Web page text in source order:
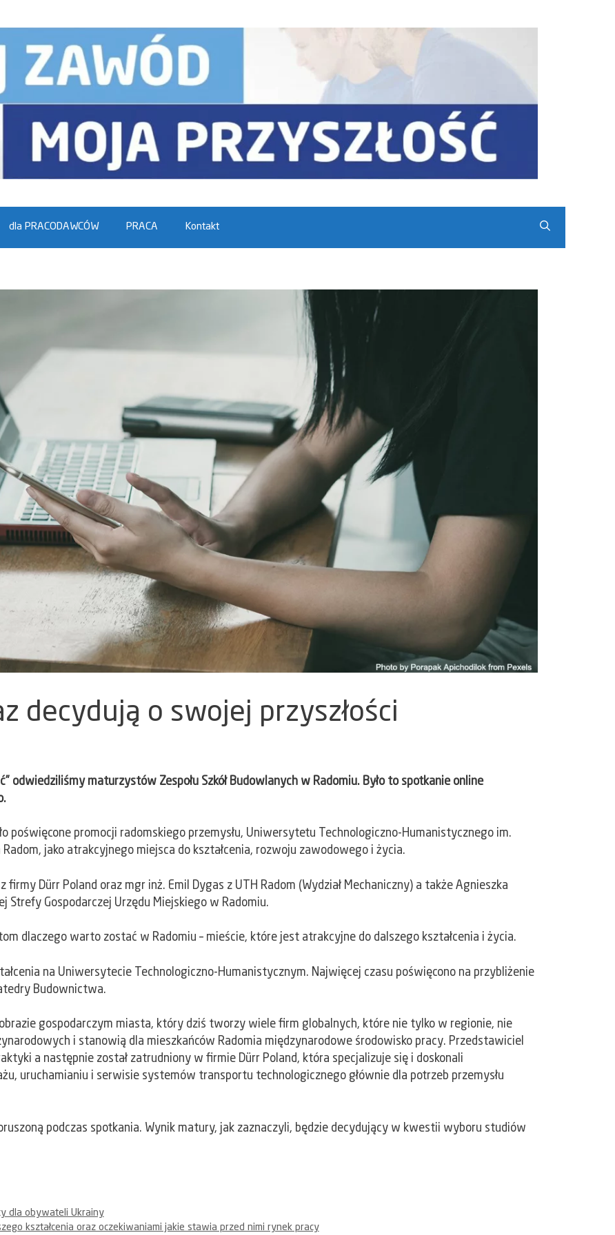
dla PRACODAWCÓW PRACA Kontakt
decydują o swojej przyszłości
odwiedziliśmy maturzystów Zespołu Szkół Budowlanych w Radomiu. Było to spotkanie online
poświęcone promocji radomskiego przemysłu, Uniwersytetu Technologiczno-Humanistycznego im.
jako atrakcyjnego miejsca do kształcenia, rozwoju zawodowego i życia.
firmy Dürr Poland oraz mgr inż. Emil Dygas z UTH Radom (Wydział Mechaniczny) a także Agnieszka
Strefy Gospodarczej Urzędu Miejskiego w Radomiu.
dlaczego warto zostać w Radomiu – mieście, które jest atrakcyjne do dalszego kształcenia i życia.
na Uniwersytecie Technologiczno-Humanistycznym. Najwięcej czasu poświęcono na przybliżenie
Budownictwa.
gospodarczym miasta, który dziś tworzy wiele firm globalnych, które nie tylko w regionie, nie
i stanowią dla mieszkańców Radomia międzynarodowe środowisko pracy. Przedstawiciel
a następnie został zatrudniony w firmie Dürr Poland, która specjalizuje się i doskonali
uruchamianiu i serwisie systemów transportu technologicznego głównie dla potrzeb przemysłu
podczas spotkania. Wynik matury, jak zaznaczyli, będzie decydujący w kwestii wyboru studiów
dla obywateli Ukrainy
kształcenia oraz oczekiwaniami jakie stawia przed nimi rynek pracy